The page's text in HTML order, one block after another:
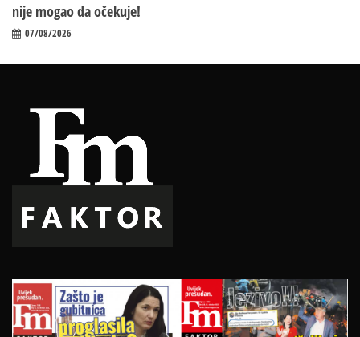
nije mogao da očekuje!
07/08/2026